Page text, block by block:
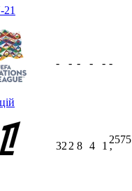
- - - - - -
32 2 8 4 1
2575
ʼ